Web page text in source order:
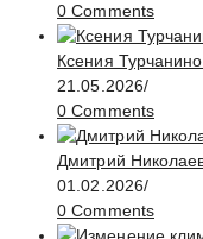
0 Comments
Ксения
21.05.2026/
0 Comments
Дмитрий
01.02.2026/
0 Comments